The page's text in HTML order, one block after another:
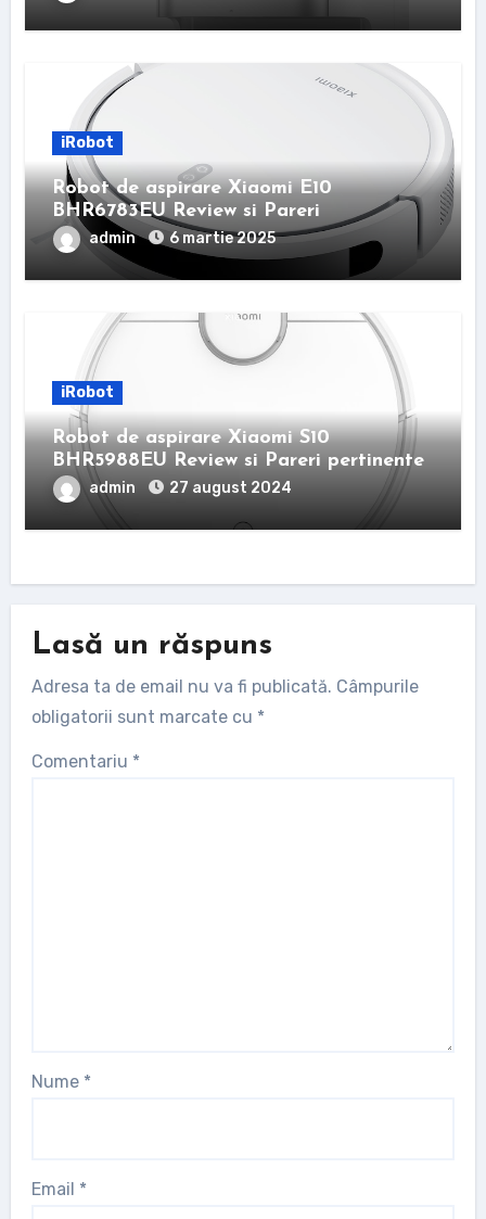
iRobot
Robot de aspirare Xiaomi E10
BHR6783EU Review si Pareri
admin 6 martie 2025
iRobot
Robot de aspirare Xiaomi S10
BHR5988EU Review si Pareri pertinente
admin 27 august 2024
Lasă un răspuns
Adresa ta de email nu va fi publicată. Câmpurile
obligatorii sunt marcate cu *
Comentariu *
Nume *
Email *